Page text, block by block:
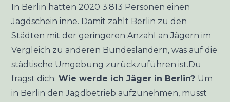
In Berlin hatten 2020 3.813 Personen einen
Jagdschein inne. Damit zählt Berlin zu den
Städten mit der geringeren Anzahl an Jägern im
Vergleich zu anderen Bundesländern, was auf die
städtische Umgebung zurückzuführen ist.Du
fragst dich: Wie werde ich Jäger in Berlin? Um
in Berlin den Jagdbetrieb aufzunehmen, musst